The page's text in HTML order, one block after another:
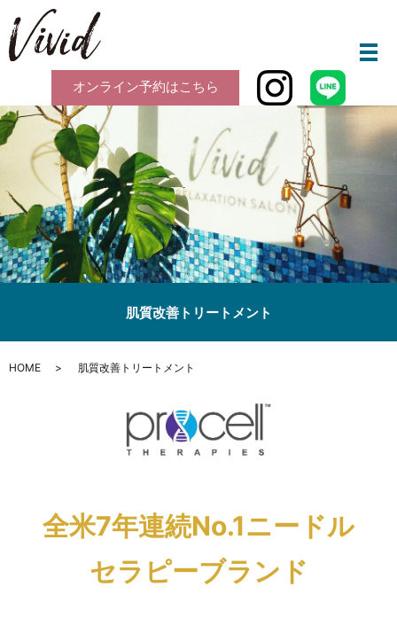
メ
オンライン予約はこちら
肌質改善トリートメント
HOME 肌質改善トリートメント
全米7年連続No.1ニードル
セラピーブランド